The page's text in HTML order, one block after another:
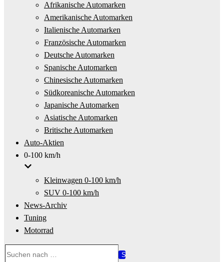
Afrikanische Automarken
Amerikanische Automarken
Italienische Automarken
Französische Automarken
Deutsche Automarken
Spanische Automarken
Chinesische Automarken
Südkoreanische Automarken
Japanische Automarken
Asiatische Automarken
Britische Automarken
Auto-Aktien
0-100 km/h
Kleinwagen 0-100 km/h
SUV 0-100 km/h
News-Archiv
Tuning
Motorrad
nach …